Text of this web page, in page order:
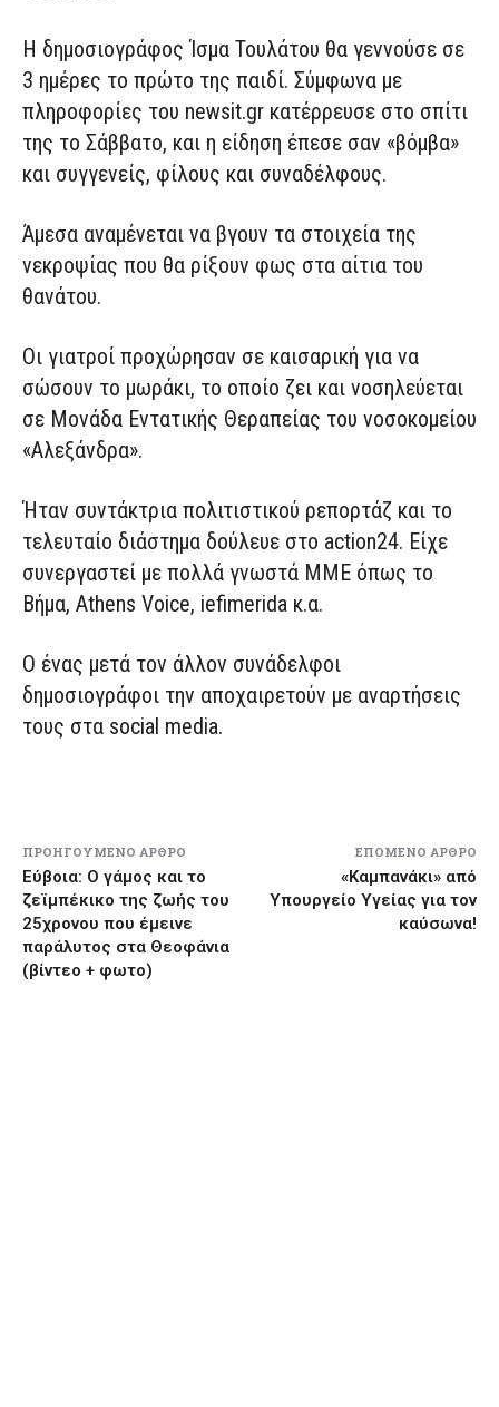
Η δημοσιογράφος Ίσμα Τουλάτου θα γεννούσε σε
3 ημέρες το πρώτο της παιδί. Σύμφωνα με
πληροφορίες του newsit.gr κατέρρευσε στο σπίτι
της το Σάββατο, και η είδηση έπεσε σαν «βόμβα»
και συγγενείς, φίλους και συναδέλφους.
Άμεσα αναμένεται να βγουν τα στοιχεία της
νεκροψίας που θα ρίξουν φως στα αίτια του
θανάτου.
Οι γιατροί προχώρησαν σε καισαρική για να
σώσουν το μωράκι, το οποίο ζει και νοσηλεύεται
σε Μονάδα Εντατικής Θεραπείας του νοσοκομείου
«Αλεξάνδρα».
Ήταν συντάκτρια πολιτιστικού ρεπορτάζ και το
τελευταίο διάστημα δούλευε στο action24. Είχε
συνεργαστεί με πολλά γνωστά ΜΜΕ όπως το
Βήμα, Athens Voice, iefimerida κ.α.
Ο ένας μετά τον άλλον συνάδελφοι
δημοσιογράφοι την αποχαιρετούν με αναρτήσεις
τους στα social media.
ΠΡΟΗΓΟΎΜΕΝΟ ΆΡΘΡΟ
Εύβοια: Ο γάμος και το
ζεϊμπέκικο της ζωής του
25χρονου που έμεινε
παράλυτος στα Θεοφάνια
(βίντεο + φωτο)
ΕΠΌΜΕΝΟ ΆΡΘΡΟ
«Καμπανάκι» από
Υπουργείο Υγείας για τον
καύσωνα!